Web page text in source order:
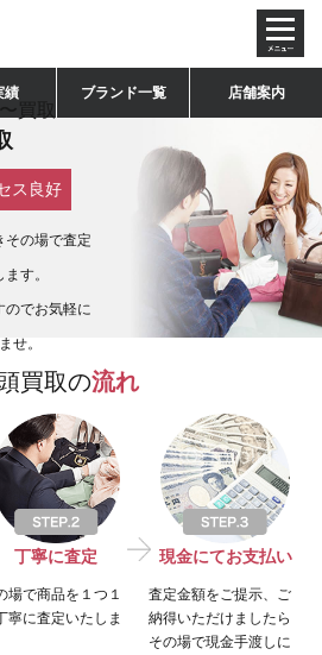
績 ブランド一覧 店舗案内
買取
ス良好
その場で査定
す。
のでお気軽に
せ。
買取の流れ
丁寧に査定
場で商品を１つ１
寧に査定いたしま
現金にてお支払い
査定金額をご提示、ご
納得いただけましたら
その場で現金手渡しに